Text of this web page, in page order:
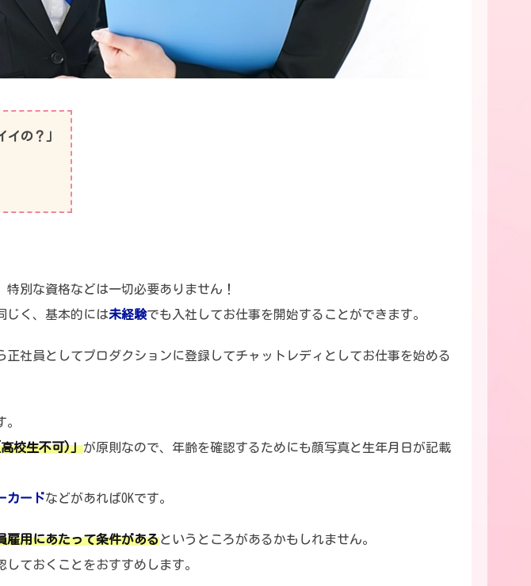
イの？」
別な資格などは一切必要ありません！
じく、基本的には未経験でも入社してお仕事を開始することができます。
正社員としてプロダクションに登録してチャットレディとしてお仕事を始める
校生不可)」が原則なので、年齢を確認するためにも顔写真と生年月日が記載
カードなどがあればOKです。
雇用にあたって条件があるというところがあるかもしれません。
ておくことをおすすめします。